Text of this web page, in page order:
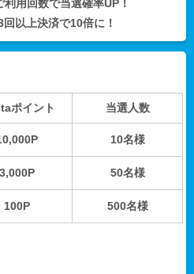
用回数で当選確率UP！
以上決済で10倍に！
ポイント 当選人数
10名様
3,000P 50名様
100P 500名様